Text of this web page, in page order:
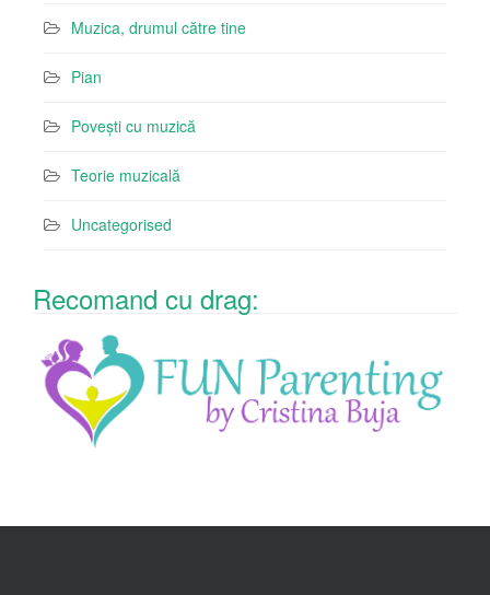
Muzica, drumul către tine
Pian
Povești cu muzică
Teorie muzicală
Uncategorised
Recomand cu drag: